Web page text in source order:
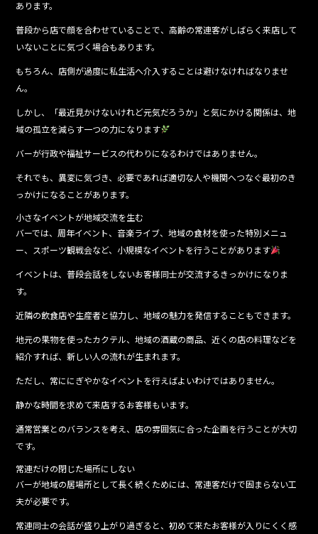
あります。
普段から店で顔を合わせていることで、高齢の常連客がしばらく来店して
いないことに気づく場合もあります。
もちろん、店側が過度に私生活へ介入することは避けなければなりませ
ん。
しかし、「最近見かけないけれど元気だろうか」と気にかける関係は、地
域の孤立を減らす一つの力になります
バーが行政や福祉サービスの代わりになるわけではありません。
それでも、異変に気づき、必要であれば適切な人や機関へつなぐ最初のき
っかけになることがあります。
小さなイベントが地域交流を生む
バーでは、周年イベント、音楽ライブ、地域の食材を使った特別メニュ
ー、スポーツ観戦会など、小規模なイベントを行うことがあります
イベントは、普段会話をしないお客様同士が交流するきっかけになりま
す。
近隣の飲食店や生産者と協力し、地域の魅力を発信することもできます。
地元の果物を使ったカクテル、地域の酒蔵の商品、近くの店の料理などを
紹介すれば、新しい人の流れが生まれます。
ただし、常ににぎやかなイベントを行えばよいわけではありません。
静かな時間を求めて来店するお客様もいます。
通常営業とのバランスを考え、店の雰囲気に合った企画を行うことが大切
です。
常連だけの閉じた場所にしない
バーが地域の居場所として長く続くためには、常連客だけで固まらない工
夫が必要です。
常連同士の会話が盛り上がり過ぎると、初めて来たお客様が入りにくく感